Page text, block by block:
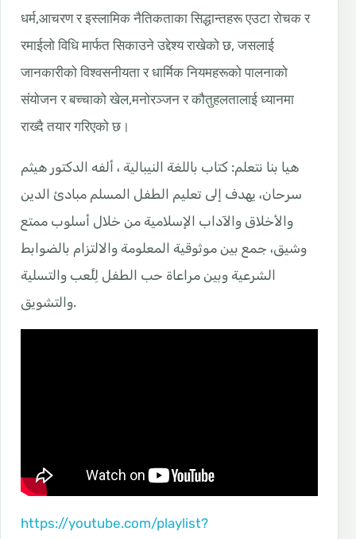
धर्म,आचरण र इस्लामिक नैतिकताका सिद्धान्तहरू एउटा रोचक र
रमाईलो विधि मार्फत सिकाउने उद्देश्य राखेको छ, जसलाई
जानकारीको विश्वसनीयता र धार्मिक नियमहरूको पालनाको
संयोजन र बच्चाको खेल,मनोरञ्जन र कौतुहलतालाई ध्यानमा
राख्दै तयार गरिएको छ।
هيا بنا نتعلم: كتاب باللغة النيبالية ، ألفه الدكتور هيثم
سرحان، يهدف إلى تعليم الطفل المسلم مبادئ الدين
والأخلاق والآداب الإسلامية من خلال أسلوب ممتع
وشيق، جمع بين موثوقية المعلومة والالتزام بالضوابط
الشرعية وبين مراعاة حب الطفل لِلَّعب والتسلية
والتشويق.
https://youtube.com/playlist?